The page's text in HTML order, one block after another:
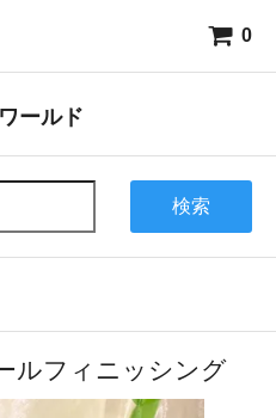
0
ールド
検索
ルフィニッシング